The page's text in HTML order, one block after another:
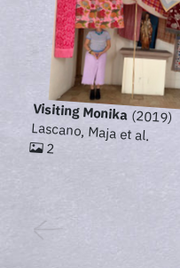
Visiting Monika(2019)
Lascano, Maja et al.
2